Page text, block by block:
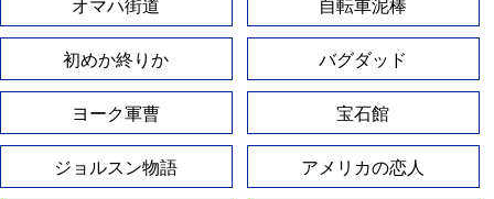
オマハ街道 自転車泥棒
初めか終りか バグダッド
ヨーク軍曹 宝石館
ジョルスン物語 アメリカの恋人